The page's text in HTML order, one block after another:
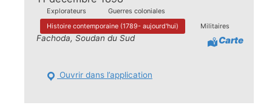
Explorateurs
Guerres coloniales
Histoire contemporaine (1789- aujourd'hui)
Militaires
Fachoda, Soudan du Sud Carte
Ouvrir dans l’application